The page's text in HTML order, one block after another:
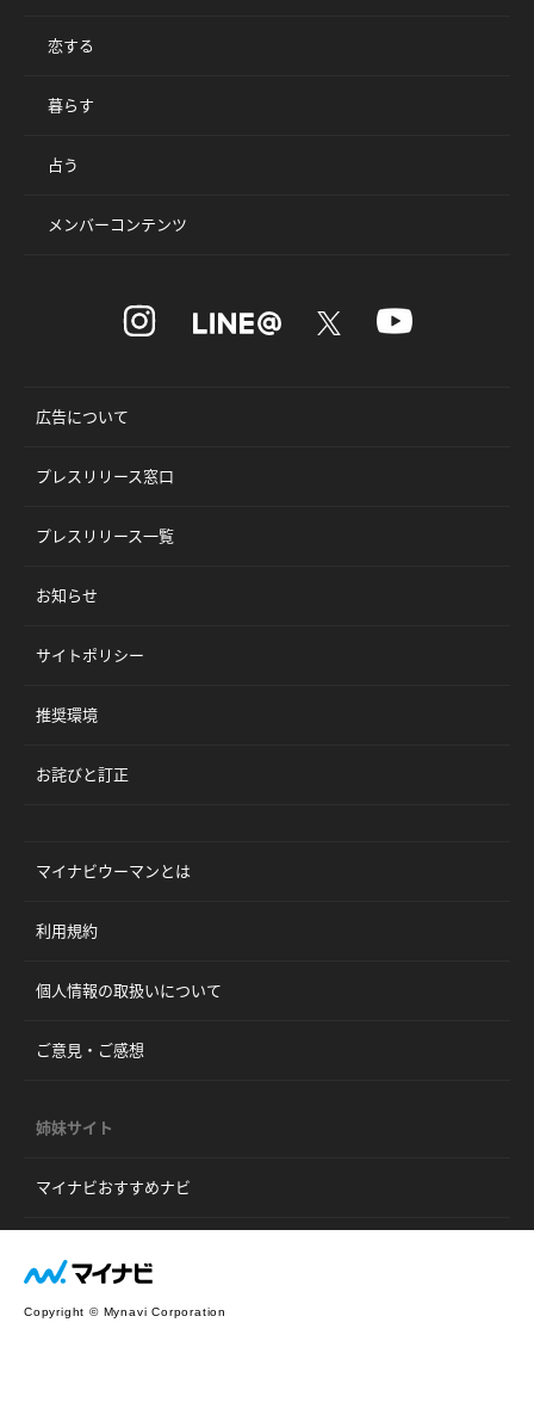
恋する
暮らす
占う
メンバーコンテンツ
広告について
プレスリリース窓口
プレスリリース一覧
お知らせ
サイトポリシー
推奨環境
お詫びと訂正
マイナビウーマンとは
利用規約
個人情報の取扱いについて
ご意見・ご感想
姉妹サイト
マイナビおすすめナビ
Copyright © Mynavi Corporation